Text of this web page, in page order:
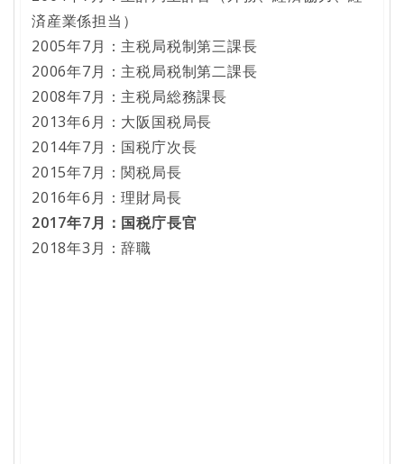
済産業係担当）
2005年7月：主税局税制第三課長
2006年7月：主税局税制第二課長
2008年7月：主税局総務課長
2013年6月：大阪国税局長
2014年7月：国税庁次長
2015年7月：関税局長
2016年6月：理財局長
2017年7月：国税庁長官
2018年3月：辞職